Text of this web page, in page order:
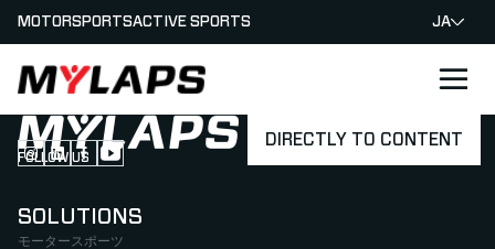
DIRECTLY TO CONTENT
LOGO MYLAPS - JAPAN
MOTORSPORTSACTIVE SPORTS JA
FOLLOW US
Follow us on Instagram (Opens in new tab)
Follow us on LinkedIn (Opens in new tab)
Follow us on Facebook (Opens in new tab)
Follow us on YouTube (Opens in new tab)
SOLUTIONS
モータースポーツ